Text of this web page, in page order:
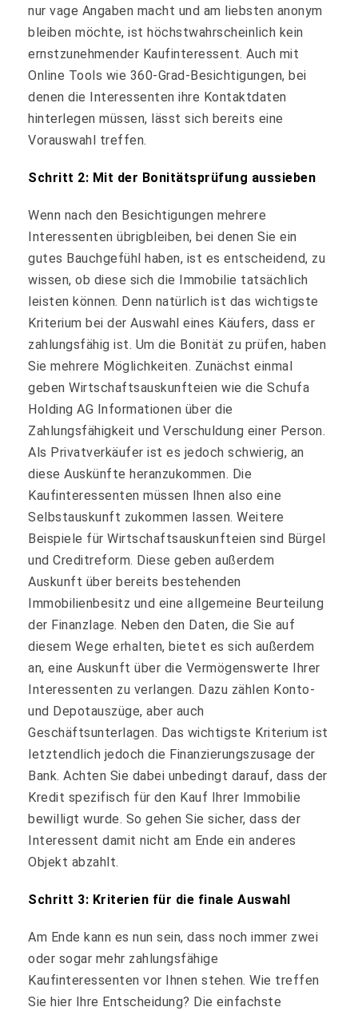
nur vage Angaben macht und am liebsten anonym
bleiben möchte, ist höchstwahrscheinlich kein
ernstzunehmender Kaufinteressent. Auch mit
Online Tools wie 360-Grad-Besichtigungen, bei
denen die Interessenten ihre Kontaktdaten
hinterlegen müssen, lässt sich bereits eine
Vorauswahl treffen.
Schritt 2: Mit der Bonitätsprüfung aussieben
Wenn nach den Besichtigungen mehrere
Interessenten übrigbleiben, bei denen Sie ein
gutes Bauchgefühl haben, ist es entscheidend, zu
wissen, ob diese sich die Immobilie tatsächlich
leisten können. Denn natürlich ist das wichtigste
Kriterium bei der Auswahl eines Käufers, dass er
zahlungsfähig ist. Um die Bonität zu prüfen, haben
Sie mehrere Möglichkeiten. Zunächst einmal
geben Wirtschaftsauskunfteien wie die Schufa
Holding AG Informationen über die
Zahlungsfähigkeit und Verschuldung einer Person.
Als Privatverkäufer ist es jedoch schwierig, an
diese Auskünfte heranzukommen. Die
Kaufinteressenten müssen Ihnen also eine
Selbstauskunft zukommen lassen. Weitere
Beispiele für Wirtschaftsauskunfteien sind Bürgel
und Creditreform. Diese geben außerdem
Auskunft über bereits bestehenden
Immobilienbesitz und eine allgemeine Beurteilung
der Finanzlage. Neben den Daten, die Sie auf
diesem Wege erhalten, bietet es sich außerdem
an, eine Auskunft über die Vermögenswerte Ihrer
Interessenten zu verlangen. Dazu zählen Konto-
und Depotauszüge, aber auch
Geschäftsunterlagen. Das wichtigste Kriterium ist
letztendlich jedoch die Finanzierungszusage der
Bank. Achten Sie dabei unbedingt darauf, dass der
Kredit spezifisch für den Kauf Ihrer Immobilie
bewilligt wurde. So gehen Sie sicher, dass der
Interessent damit nicht am Ende ein anderes
Objekt abzahlt.
Schritt 3: Kriterien für die finale Auswahl
Am Ende kann es nun sein, dass noch immer zwei
oder sogar mehr zahlungsfähige
Kaufinteressenten vor Ihnen stehen. Wie treffen
Sie hier Ihre Entscheidung? Die einfachste